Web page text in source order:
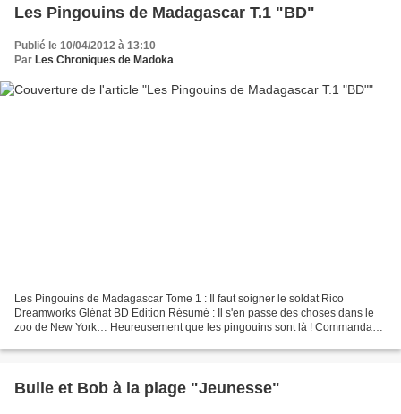
Les Pingouins de Madagascar T.1 "BD"
Publié le 10/04/2012 à 13:10
Par Les Chroniques de Madoka
Les Pingouins de Madagascar Tome 1 : Il faut soigner le soldat Rico
Dreamworks Glénat BD Edition Résumé : Il s'en passe des choses dans le
zoo de New York… Heureusement que les pingouins sont là ! Commandant,
Bulle et Bob à la plage "Jeunesse"